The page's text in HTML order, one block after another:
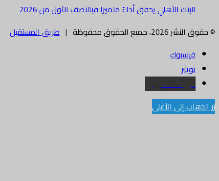
البنك الأهلي يحقق أداءً متميزا فيالنصف الأول من 2026
© حقوق النشر 2026، جميع الحقوق محفوظة |
طريق المستقبل
فيسبوك
تويتر
البريد الالكتروني
زر الذهاب إلى الأعلى